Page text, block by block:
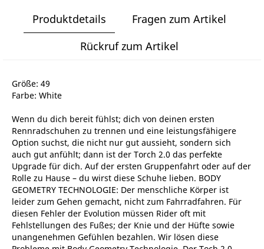
Produktdetails
Fragen zum Artikel
Rückruf zum Artikel
Größe: 49
Farbe: White
Wenn du dich bereit fühlst; dich von deinen ersten
Rennradschuhen zu trennen und eine leistungsfähigere
Option suchst, die nicht nur gut aussieht, sondern sich
auch gut anfühlt; dann ist der Torch 2.0 das perfekte
Upgrade für dich. Auf der ersten Gruppenfahrt oder auf der
Rolle zu Hause – du wirst diese Schuhe lieben. BODY
GEOMETRY TECHNOLOGIE: Der menschliche Körper ist
leider zum Gehen gemacht, nicht zum Fahrradfahren. Für
diesen Fehler der Evolution müssen Rider oft mit
Fehlstellungen des Fußes; der Knie und der Hüfte sowie
unangenehmen Gefühlen bezahlen. Wir lösen diese